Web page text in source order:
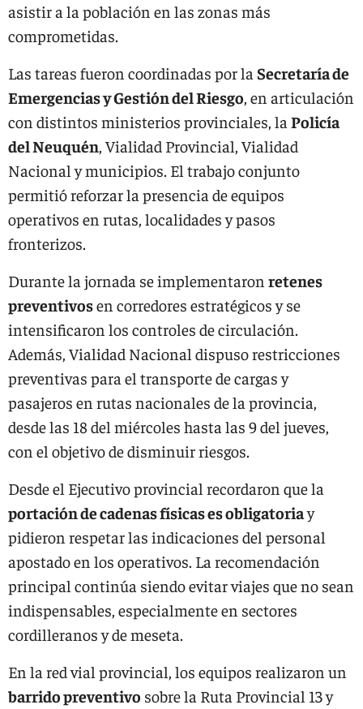
asistir a la población en las zonas más
comprometidas.
Las tareas fueron coordinadas por la Secretaría de
Emergencias y Gestión del Riesgo, en articulación
con distintos ministerios provinciales, la Policía
del Neuquén, Vialidad Provincial, Vialidad
Nacional y municipios. El trabajo conjunto
permitió reforzar la presencia de equipos
operativos en rutas, localidades y pasos
fronterizos.
Durante la jornada se implementaron retenes
preventivosen corredores estratégicos y se
intensificaron los controles de circulación.
Además, Vialidad Nacional dispuso restricciones
preventivas para el transporte de cargas y
pasajeros en rutas nacionales de la provincia,
desde las 18 del miércoles hasta las 9 del jueves,
con el objetivo de disminuir riesgos.
Desde el Ejecutivo provincial recordaron que la
portación de cadenas físicas es obligatoriay
pidieron respetar las indicaciones del personal
apostado en los operativos. La recomendación
principal continúa siendo evitar viajes que no sean
indispensables, especialmente en sectores
cordilleranos y de meseta.
En la red vial provincial, los equipos realizaron un
barrido preventivo sobre la Ruta Provincial 13 y